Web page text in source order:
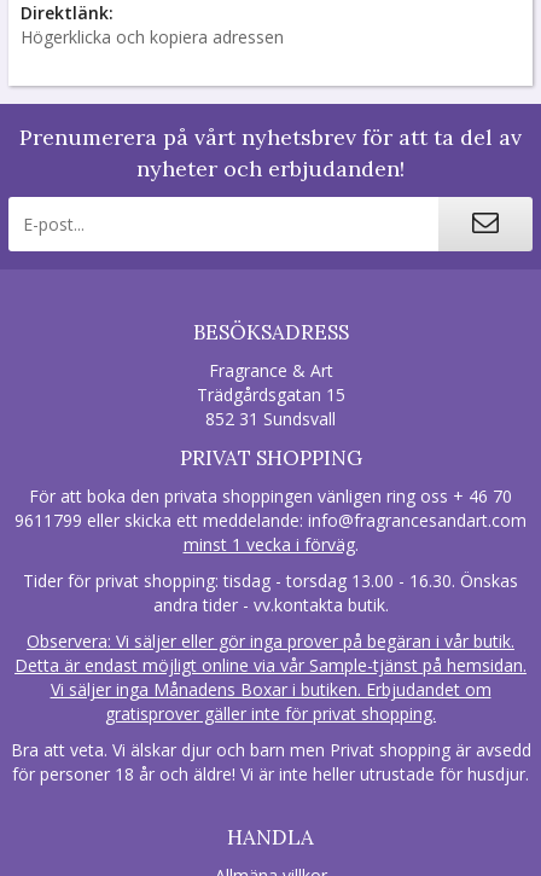
Direktlänk:
Högerklicka och kopiera adressen
Prenumerera på vårt nyhetsbrev för att ta del av
nyheter och erbjudanden!
BESÖKSADRESS
Fragrance & Art
Trädgårdsgatan 15
852 31 Sundsvall
PRIVAT SHOPPING
För att boka den privata shoppingen vänligen ring oss + 46 70
9611799 eller skicka ett meddelande: info@fragrancesandart.com
minst 1 vecka i förväg.
Tider för privat shopping: tisdag - torsdag 13.00 - 16.30. Önskas
andra tider - vv.kontakta butik.
Observera: Vi säljer eller gör inga prover på begäran i vår butik.
Detta är endast möjligt online via vår Sample-tjänst på hemsidan.
Vi säljer inga Månadens Boxar i butiken. Erbjudandet om
gratisprover gäller inte för privat shopping.
Bra att veta. Vi älskar djur och barn men Privat shopping är avsedd
för personer 18 år och äldre! Vi är inte heller utrustade för husdjur.
HANDLA